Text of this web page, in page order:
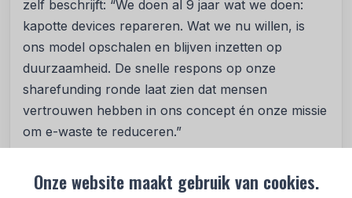
Onze website maakt gebruik van cookies.
zelf beschrijft: “We doen al 9 jaar wat we doen:
kapotte devices repareren. Wat we nu willen, is
ons model opschalen en blijven inzetten op
duurzaamheid. De snelle respons op onze
sharefunding ronde laat zien dat mensen
vertrouwen hebben in ons concept én onze missie
om e-waste te reduceren.”
geïnteresseerde investeerders kunnen deelnemen